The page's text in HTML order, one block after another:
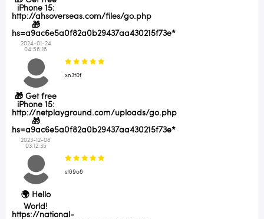
iPhone 15:
http://ahsoverseas.com/files/go.php
🎁
hs=a9ac6e5a0f82a0b29437aa430215f73e*
2024-01-24
04:56:18
🎁 Get free
iPhone 15:
http://netplayground.com/uploads/go.php
🎁
hs=a9ac6e5a0f82a0b29437aa430215f73e*
2023-12-08
03:12:35
xn3t0f
🌍 Hello
World!
https://national-
st89o8